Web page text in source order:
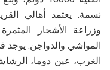
نسمة. يعتمد أهالي
وزراعة الأشجار
المواشي والدواجن.يوجد
الغرب، عين دوما،